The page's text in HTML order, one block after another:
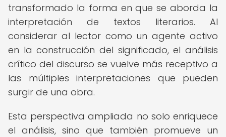
transformado la forma en que se aborda la
interpretación de textos literarios. Al
considerar al lector como un agente activo
en la construcción del significado, el análisis
crítico del discurso se vuelve más receptivo a
las múltiples interpretaciones que pueden
surgir de una obra.
Esta perspectiva ampliada no solo enriquece
el análisis, sino que también promueve un